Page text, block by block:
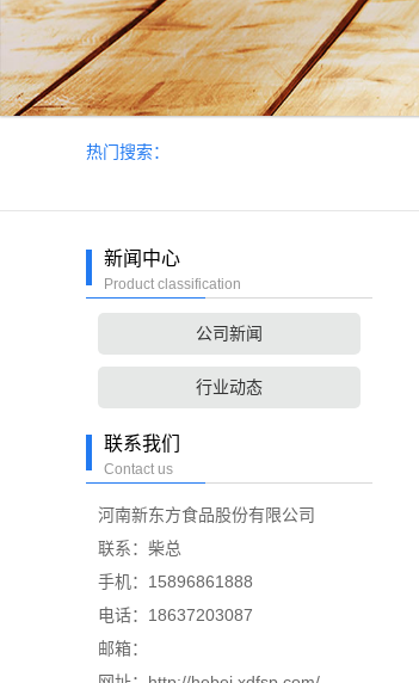
热门搜索：
新闻中心
Product classification
公司新闻
行业动态
联系我们
Contact us
河南新东方食品股份有限公司
联系：柴总
手机：15896861888
电话：18637203087
邮箱：